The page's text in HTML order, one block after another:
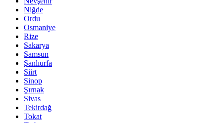
Niğde
Ordu
Osmaniye
Rize
Sakarya
Samsun
Şanlıurfa
Siirt
Sinop
Şırnak
Sivas
Tekirdağ
Tokat